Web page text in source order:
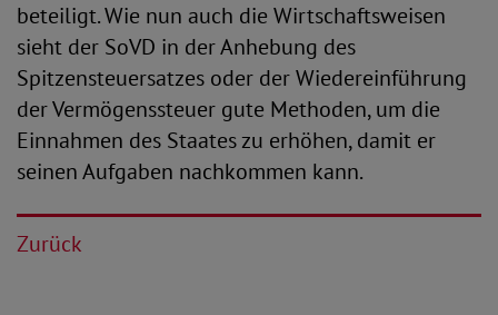
beteiligt. Wie nun auch die Wirtschaftsweisen
sieht der SoVD in der Anhebung des
Spitzensteuersatzes oder der Wiedereinführung
der Vermögenssteuer gute Methoden, um die
Einnahmen des Staates zu erhöhen, damit er
seinen Aufgaben nachkommen kann.
Zurück